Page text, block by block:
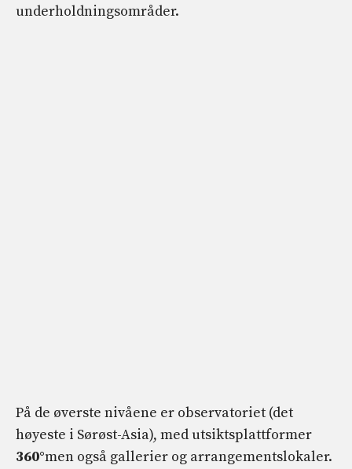
underholdningsområder.
På de øverste nivåene er observatoriet (det
høyeste i Sørøst-Asia), med utsiktsplattformer
360°men også gallerier og arrangementslokaler.